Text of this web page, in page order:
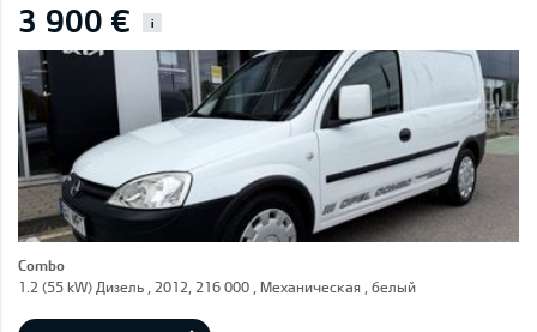
3 900 € i
Combo
1.2 (55 kW) Дизель , 2012, 216 000 , Механическая , белый